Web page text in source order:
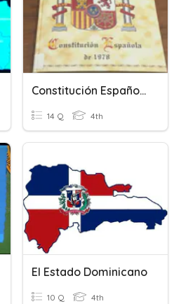
Constitución Española
14 Q 4th
El Estado Dominicano
10 Q 4th